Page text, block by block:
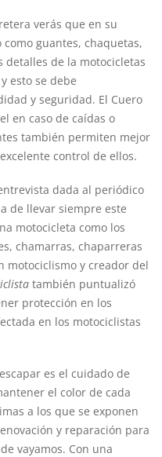
verás que en su
guantes, chaquetas,
detalles de la motocicletas
esto se debe
y seguridad. El Cuero
en caso de caídas o
también permiten mejor
control de ellos.
dada al periódico
de llevar siempre este
motocicleta como los
chamarras, chaparreras
motociclismo y creador del
también puntualizó
protección en los
en los motociclistas
es el cuidado de
el color de cada
a los que se exponen
y reparación para
vayamos. Con una